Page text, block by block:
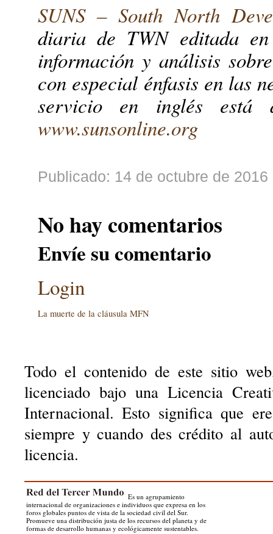
SUNS – South North
diaria de TWN editada
información y análisis
con especial énfasis en las
servicio en inglés está
www.sunsonline.org
Publicado: 14 de octubre de
No hay comentarios
Envíe su comentario
Login
La muerte de la cláusula MFN
Todo el contenido de este sitio
licenciado bajo una Licencia
Internacional. Esto significa que
siempre y cuando des crédito al
licencia.
Es un agrupamiento
internacional de organizaciones e individuos que expresa en los
foros globales puntos de vista de la sociedad civil del Sur.
Promueve una distribución justa de los recursos del planeta y de
formas de desarrollo humanas y ecológicamente sustentables.